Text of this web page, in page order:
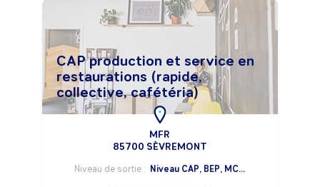
CAP production et service en
restaurations (rapide,
collective, cafétéria)
MFR
85700 SÈVREMONT
Niveau de sortie : Niveau CAP, BEP, MC...